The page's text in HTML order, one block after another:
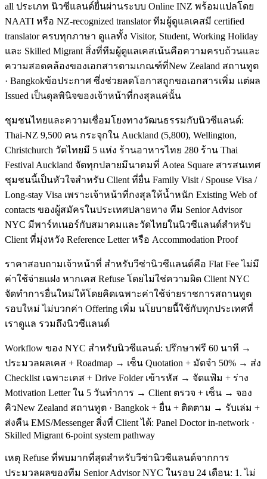
all ประเภท นิวซีแลนด์ยื่นผ่านระบบ Online INZ พร้อมแปลโดย
NAATI หรือ NZ-recognized translator ทีมผู้ดูแลเคสมี certified
translator ครบทุกภาษา ดูแลทั้ง Visitor, Student, Working Holiday
และ Skilled Migrant สิ่งที่ทีมผู้ดูแลเคสเน้นคือความครบถ้วนและ
ความสอดคล้องของเอกสารตามเกณฑ์ที่New Zealand สถานทูต
· Bangkokข้อประกาศ ซึ่งช่วยลดโอกาสถูกขอเอกสารเพิ่ม แต่ผล
Issued เป็นดุลพินิจของเจ้าหน้าที่กงสุลแค่นั้น
ชุมชนไทยและความเชื่อมโยงทางวัฒนธรรมกับนิวซีแลนด์:
Thai-NZ 9,500 คน กระจุกใน Auckland (5,800), Wellington,
Christchurch วัดไทยมี 5 แห่ง ร้านอาหารไทย 280 ร้าน Thai
Festival Auckland จัดทุกปลายมีนาคมที่ Aotea Square สารสนเทศ
ชุมชนนี้เป็นหัวใจสำหรับ Client ที่ยื่น Family Visit / Spouse Visa /
Long-stay Visa เพราะเจ้าหน้าที่กงสุลให้น้ำหนัก Existing Web of
contacts ของผู้สมัครในประเทศปลายทาง ทีม Senior Advisor
NYC มีพาร์ทเนอร์กับสมาคมและวัดไทยในนิวซีแลนด์สำหรับ
Client ที่มุ่งหวัง Reference Letter หรือ Accommodation Proof
ราคาสอบถามเจ้าหน้าที่ สำหรับวีซ่านิวซีแลนด์คือ Flat Fee ไม่มี
ค่าใช้จ่ายแฝง หากเคส Refuse โดยไม่ใช่ความผิด Client NYC
จัดทำการยื่นใหม่ให้โดยคิดเฉพาะค่าใช้จ่ายราชการสถานทูต
รอบใหม่ ไม่บวกค่า Offering เพิ่ม นโยบายนี้ใช้กับทุกประเทศที่
เราดูแล รวมถึงนิวซีแลนด์
Workflow ของ NYC สำหรับนิวซีแลนด์: ปรึกษาฟรี 60 นาที →
ประมวลผลเคส + Roadmap → เซ็น Quotation + มัดจำ 50% → ส่ง
Checklist เฉพาะเคส + Drive Folder เข้ารหัส → จัดแฟ้ม + ร่าง
Motivation Letter ใน 5 วันทำการ → Client ตรวจ + เซ็น → จอง
คิวNew Zealand สถานทูต · Bangkok + ยื่น + ติดตาม → รับเล่ม +
ส่งคืน EMS/Messenger สิ่งที่ Client ได้: Panel Doctor in-network ·
Skilled Migrant 6-point system pathway
เหตุ Refuse ที่พบมากที่สุดสำหรับวีซ่านิวซีแลนด์จากการ
ประมวลผลของทีม Senior Advisor NYC ในรอบ 24 เดือน: 1. ไม่